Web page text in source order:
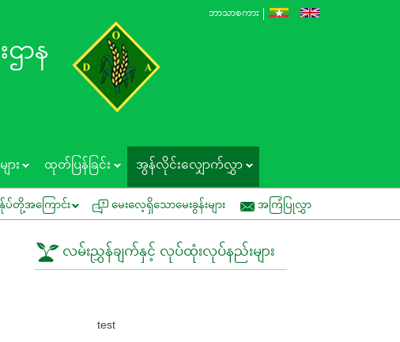
ဘာသာစကား
ဌာန
ား ထုတ်ပြန်ခြင်း အွန်လိုင်းလျှောက်လွှာ
ကွင်းသရုပ်ပြပွဲတွင် ပူးပေါင်းပါဝင်နိုင်ပါရန် ဖိတ်ကြားခြင်း အမိန့်ကြော်ငြာစာအမှတ် (၁/
ပ်တို့အကြောင်း မေးလေ့ရှိသောမေးခွန်းများ အကြံပြုလွှာ
လမ်းညွှန်ချက်နှင့် လုပ်ထုံးလုပ်နည်းများ
test